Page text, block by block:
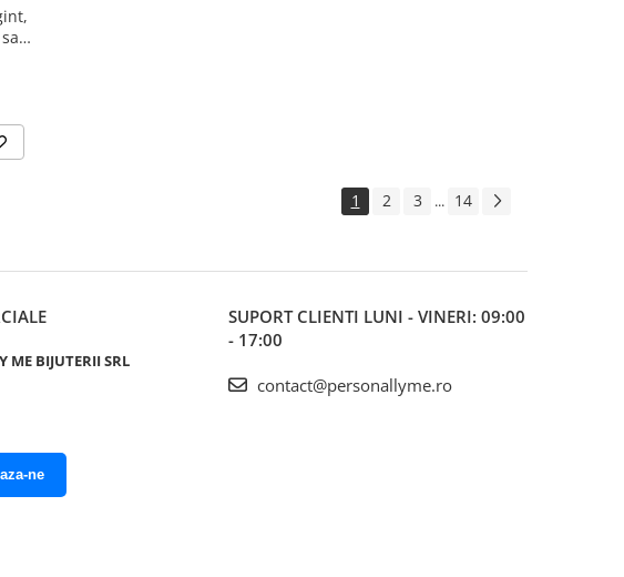
1 2 3 ... 14
ME BIJUTERII SRL
ne
SUPORT CLIENTI LUNI - VINERI: 09:00
- 17:00
contact@personallyme.ro